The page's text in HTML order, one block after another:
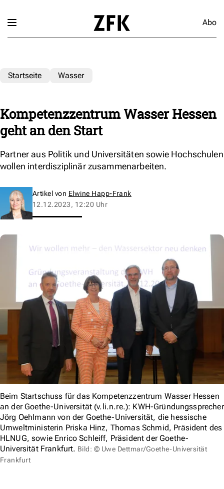
Abo
Startseite Wasser
Kompetenzzentrum Wasser Hessen
geht an den Start
Partner aus Politik und Universitäten sowie Hochschulen
wollen interdisziplinär zusammenarbeiten.
Artikel von Elwine Happ-Frank
12.12.2023, 12:20 Uhr
Beim Startschuss für das Kompetenzzentrum Wasser Hessen
an der Goethe-Universität (v.li.n.re.): KWH-Gründungssprecher
Jörg Oehlmann von der Goethe-Universität, die hessische
Umweltministerin Priska Hinz, Thomas Schmid, Präsident des
HLNUG, sowie Enrico Schleiff, Präsident der Goethe-
Universität Frankfurt. Bild: © Uwe Dettmar/Goethe-Universität
Frankfurt